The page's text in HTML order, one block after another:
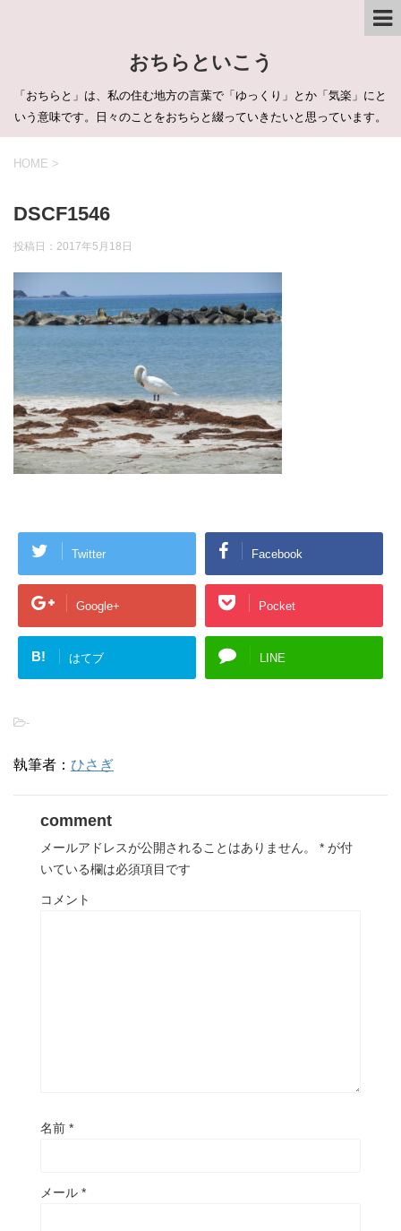
おちらといこう
「おちらと」は、私の住む地方の言葉で「ゆっくり」とか「気楽」にと
いう意味です。日々のことをおちらと綴っていきたいと思っています。
HOME >
DSCF1546
投稿日： 2017年5月18日
Twitter Facebook
Google+ Pocket
B! はてブ LINE
-
執筆者： ひさぎ
comment
メールアドレスが公開されることはありません。 * が付
いている欄は必須項目です
コメント
名前 *
メール *